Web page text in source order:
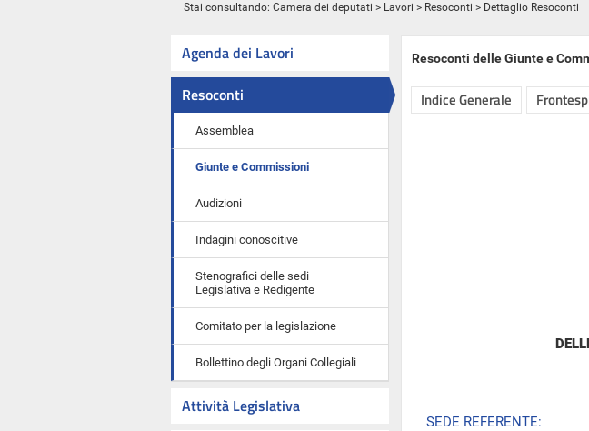
Stai consultando: Camera dei deputati > Lavori > Resoconti > Dettaglio Resoconti
Agenda dei Lavori
Resoconti
Assemblea
Giunte e Commissioni
Audizioni
Indagini conoscitive
Stenografici delle sedi
Legislativa e Redigente
Comitato per la legislazione
Bollettino degli Organi Collegiali
Attività Legislativa
Resoconti delle Giunte e
Indice Generale
SEDE REFERENTE: